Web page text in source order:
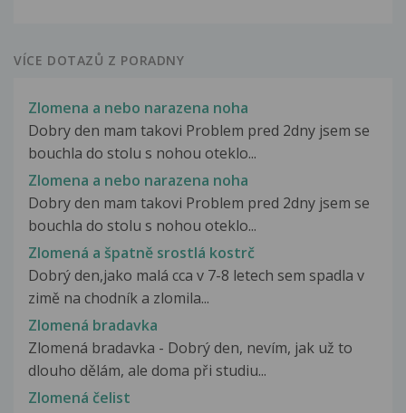
VÍCE DOTAZŮ Z PORADNY
Zlomena a nebo narazena noha
Dobry den mam takovi Problem pred 2dny jsem se
bouchla do stolu s nohou oteklo...
Zlomena a nebo narazena noha
Dobry den mam takovi Problem pred 2dny jsem se
bouchla do stolu s nohou oteklo...
Zlomená a špatně srostlá kostrč
Dobrý den,jako malá cca v 7-8 letech sem spadla v
zimě na chodník a zlomila...
Zlomená bradavka
Zlomená bradavka - Dobrý den, nevím, jak už to
dlouho dělám, ale doma při studiu...
Zlomená čelist